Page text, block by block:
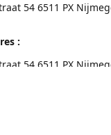
54 6511 PX
:
54 6511 PX